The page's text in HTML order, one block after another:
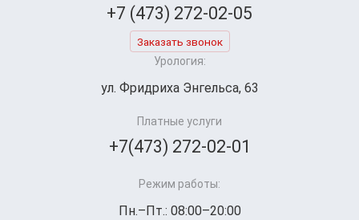
+7 (473) 272-02-05
Заказать звонок
Урология:
ул. Фридриха Энгельса, 63
Платные услуги
+7(473) 272-02-01
Режим работы:
Пн.–Пт.: 08:00–20:00